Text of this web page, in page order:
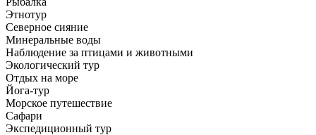
Этнотур
Северное сияние
Минеральные воды
Наблюдение за птицами и животными
Экологический тур
Отдых на море
Йога-тур
Морское путешествие
Сафари
Экспедиционный тур